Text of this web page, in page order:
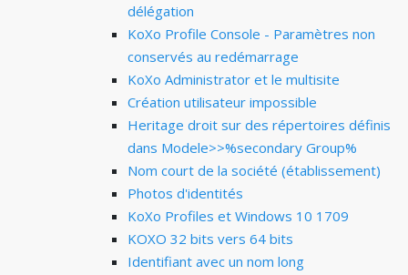
délégation
KoXo Profile Console - Paramètres non
conservés au redémarrage
KoXo Administrator et le multisite
Création utilisateur impossible
Heritage droit sur des répertoires définis
dans Modele>>%secondary Group%
Nom court de la société (établissement)
Photos d'identités
KoXo Profiles et Windows 10 1709
KOXO 32 bits vers 64 bits
Identifiant avec un nom long